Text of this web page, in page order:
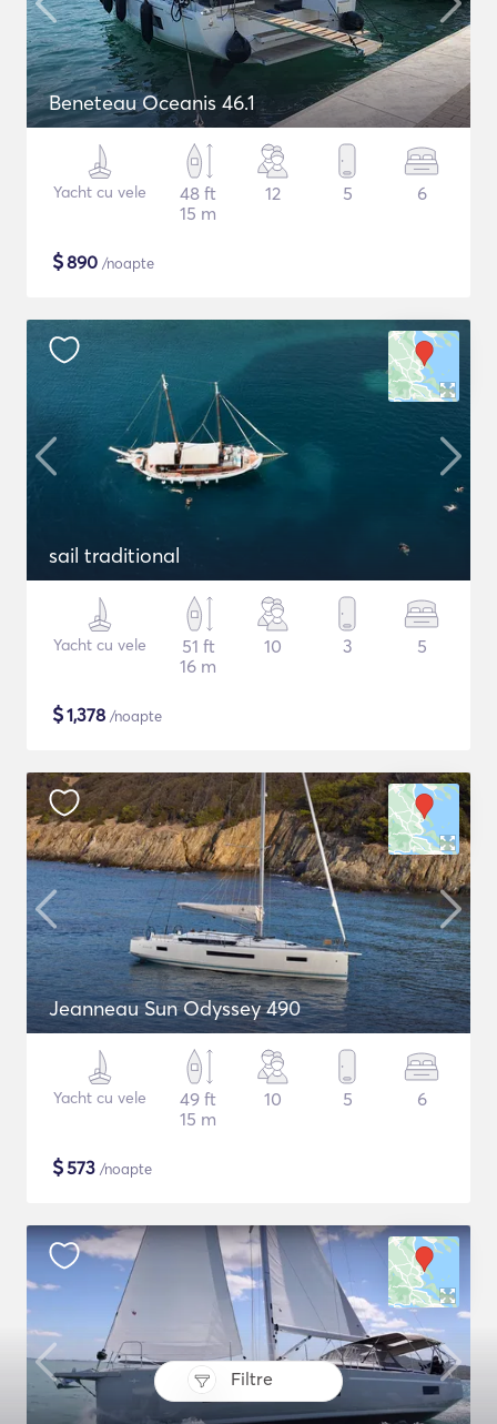
Filtre
Beneteau Oceanis 46.1
Yacht cu vele
48 ft
15 m
12 5 6
$890 /noapte
sail traditional
Yacht cu vele
51 ft
16 m
10 3 5
$1,378 /noapte
Jeanneau Sun Odyssey 490
Yacht cu vele
49 ft
15 m
10 5 6
$573 /noapte